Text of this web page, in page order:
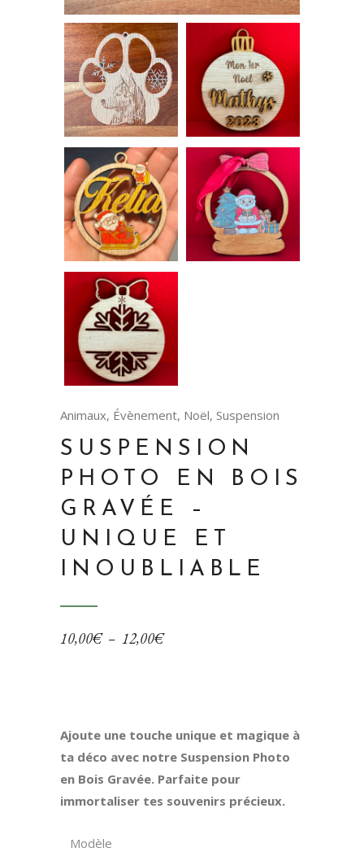
Animaux, Évènement, Noël, Suspension
SUSPENSION
PHOTO EN BOIS
GRAVÉE –
UNIQUE ET
INOUBLIABLE
10,00€ – 12,00€Plage
à
12,00€
Ajoute une touche unique et magique à
ta déco avec notre Suspension Photo
en Bois Gravée. Parfaite pour
immortaliser tes souvenirs précieux.
Modèle